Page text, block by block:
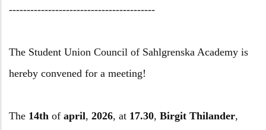
-----------------------------------------
The Student Union Council of Sahlgrenska Academy is
hereby convened for a meeting!
The 14th of april, 2026, at 17.30, Birgit Thilander,